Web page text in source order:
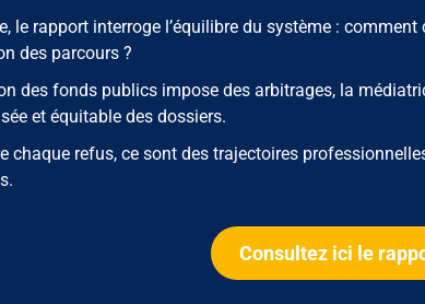
le rapport interroge l’équilibre du système :
des parcours ?
des fonds publics impose des arbitrages, la
et équitable des dossiers.
chaque refus, ce sont des trajectoires
Consultez ici le